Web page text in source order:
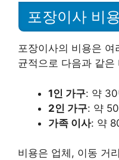
포장이사 비
포장이사의 비용은
균적으로 다음과 같은
1인 가구: 약
2인 가구: 약
가족 이사: 약
비용은 업체, 이동 거